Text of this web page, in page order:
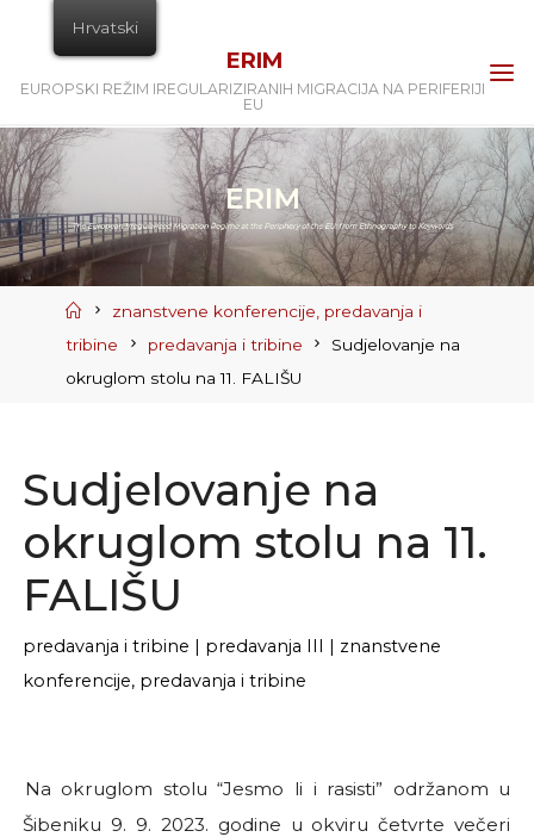
content
ERIM
EUROPSKI REŽIM IREGULARIZIRANIH MIGRACIJA NA PERIFERIJI
EU
Home
znanstvene konferencije, predavanja i
tribine
predavanja i tribine
Sudjelovanje na
okruglom stolu na 11. FALIŠU
Sudjelovanje na
okruglom stolu na 11.
FALIŠU
predavanja i tribine | predavanja III | znanstvene
konferencije, predavanja i tribine
Na okruglom stolu “Jesmo li i rasisti” održanom u
Šibeniku 9. 9. 2023. godine u okviru četvrte večeri
Hrvatski